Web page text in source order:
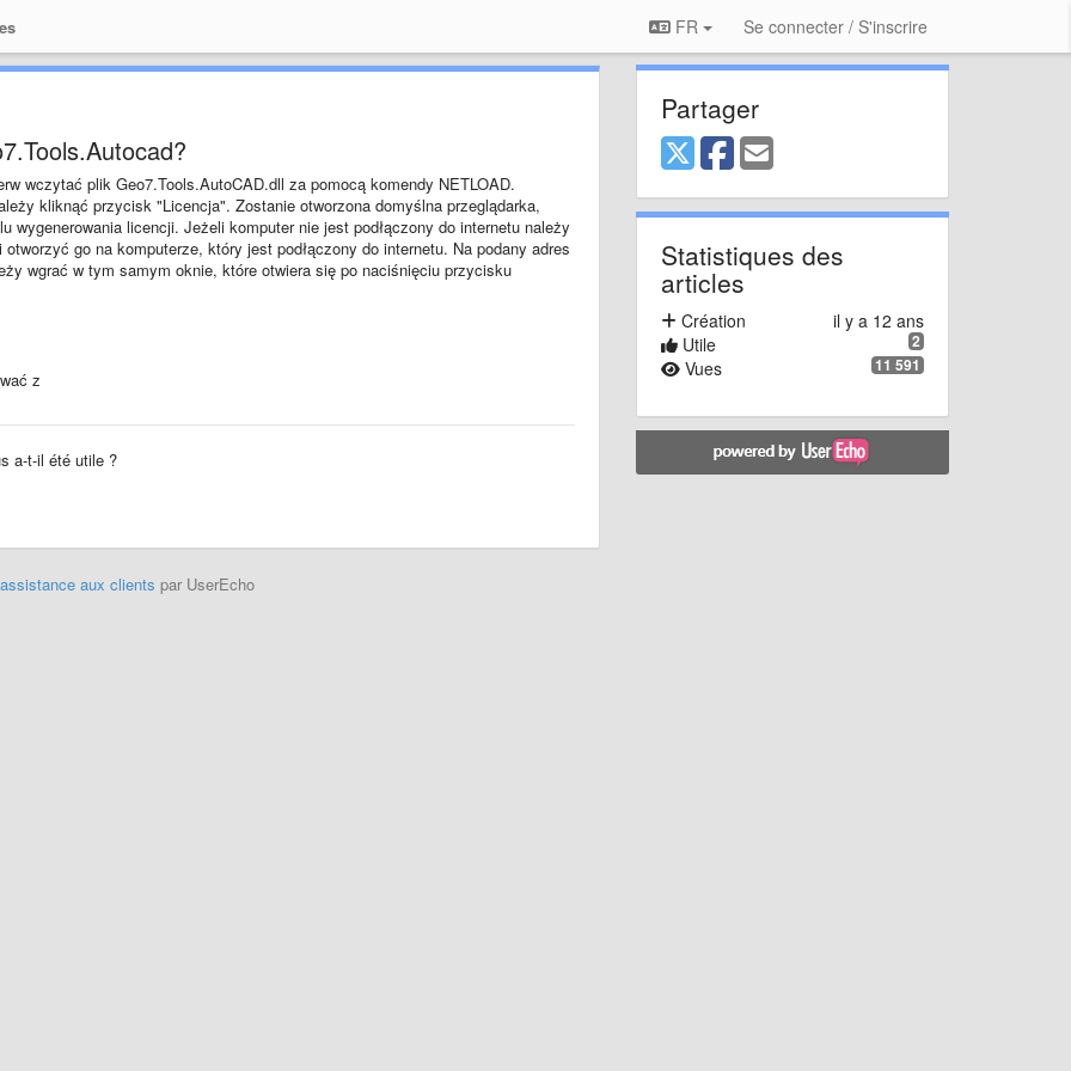
FR Se connecter / S'inscrire
wczytać plik Geo7.Tools.AutoCAD.dll za pomocą komendy NETLOAD.
kliknąć przycisk "Licencja". Zostanie otworzona domyślna przeglądarka,
wygenerowania licencji. Jeżeli komputer nie jest podłączony do internetu należy
go na komputerze, który jest podłączony do internetu. Na podany adres
wgrać w tym samym oknie, które otwiera się po naciśnięciu przycisku
z
a-t-il été utile ?
aux clients par UserEcho
Partager
Statistiques des
articles
il y a 12 ans
Création
2
Utile
11 591
Vues